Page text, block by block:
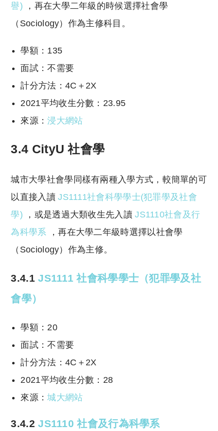
譽) ，再在大學二年級的時候選擇社會學
（Sociology）作為主修科目。
學額：135
面試：不需要
計分方法：4C＋2X
2021平均收生分數：23.95
來源：浸大網站
3.4 CityU 社會學
城市大學社會學同樣有兩種入學方式，較簡單的可
以直接入讀JS1111社會科學學士(犯罪學及社會
學)
，或是透過大類收生先入讀JS1110社會及行
為科學系 ，再在大學二年級時選擇以社會學
（Sociology）作為主修。
3.4.1JS1111 社會科學學士（犯罪學及社
會學）
學額：20
面試：不需要
計分方法：4C＋2X
2021平均收生分數：28
來源：城大網站
3.4.2JS1110 社會及行為科學系